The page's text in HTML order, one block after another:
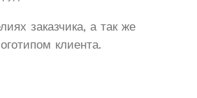
заказчика, а так же
клиента.